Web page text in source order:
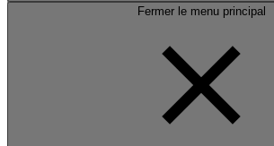
Fermer le menu principal